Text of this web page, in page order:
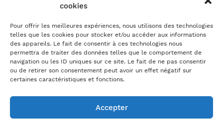
cookies
Pour offrir les meilleures expériences, nous utilisons des technologies
telles que les cookies pour stocker et/ou accéder aux informations
des appareils. Le fait de consentir à ces technologies nous
permettra de traiter des données telles que le comportement de
navigation ou les ID uniques sur ce site. Le fait de ne pas consentir
ou de retirer son consentement peut avoir un effet négatif sur
certaines caractéristiques et fonctions.
Accepter
Sourcing et message d’accroche : 3
erreurs à éviter et un modèle!